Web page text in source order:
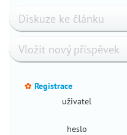
Diskuze ke článku
Vložit nový příspěvek
_ Registrace
uživatel
heslo